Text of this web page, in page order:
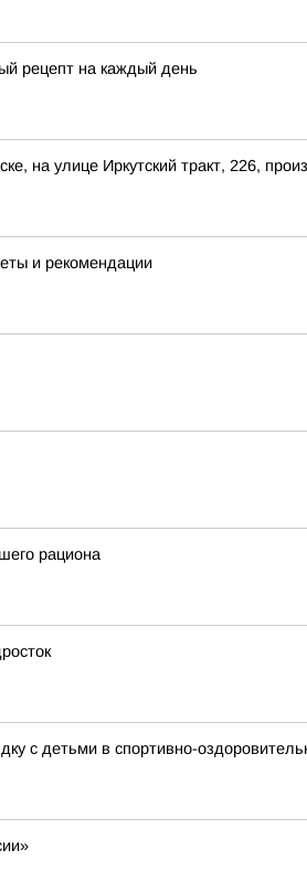
рецепт на каждый день
на улице Иркутский тракт, 226,
и рекомендации
рациона
с детьми в спортивно-